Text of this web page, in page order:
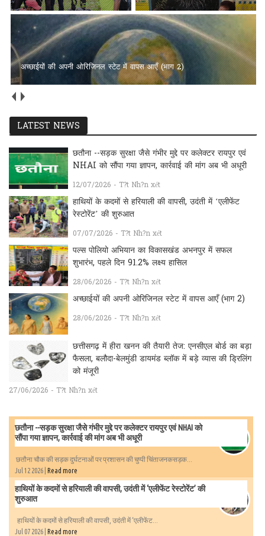
अच्छाईयों की अपनी ओरिजिनल स्टेट में वापस आएँ (भाग 2)
LATEST NEWS
छतौना --सड़क सुरक्षा जैसे गंभीर मुद्दे पर कलेक्टर रायपुर एवं
NHAI को सौंपा गया ज्ञापन, कार्रवाई की मांग अब भी अधूरी
12/07/2026 - T?t Nh?n xét
हाथियों के कदमों से हरियाली की वापसी, उदंती में ‘एलीफेंट
रेस्टोरेंट’ की शुरुआत
07/07/2026 - T?t Nh?n xét
पल्स पोलियो अभियान का विकासखंड अभनपुर में सफल
शुभारंभ, पहले दिन 91.2% लक्ष्य हासिल
28/06/2026 - T?t Nh?n xét
अच्छाईयों की अपनी ओरिजिनल स्टेट में वापस आएँ (भाग 2)
28/06/2026 - T?t Nh?n xét
छत्तीसगढ़ में हीरा खनन की तैयारी तेज: एनसीएल बोर्ड का बड़ा
फैसला, बलौदा-बेलमुंडी डायमंड ब्लॉक में बड़े व्यास की ड्रिलिंग
को मंजूरी
27/06/2026 - T?t Nh?n xét
छतौना --सड़क सुरक्षा जैसे गंभीर मुद्दे पर कलेक्टर रायपुर एवं NHAI को
सौंपा गया ज्ञापन, कार्रवाई की मांग अब भी अधूरी
छतौना चौक की सड़क दुर्घटनाओं पर प्रशासन की चुप्पी चिंताजनकसड़क...
Jul 12 2026 | Read more
हाथियों के कदमों से हरियाली की वापसी, उदंती में ‘एलीफेंट रेस्टोरेंट’ की
शुरुआत
हाथियों के कदमों से हरियाली की वापसी, उदंती में ‘एलीफेंट...
Jul 07 2026 | Read more